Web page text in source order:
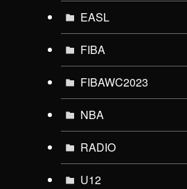
EASL
FIBA
FIBAWC2023
NBA
RADIO
U12